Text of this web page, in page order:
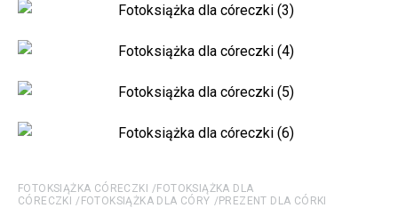
FOTOKSIĄŻKA CÓRECZKI
FOTOKSIĄŻKA DLA
CÓRECZKI
FOTOKSIĄŻKA DLA CÓRY PREZENT DLA CÓRKI